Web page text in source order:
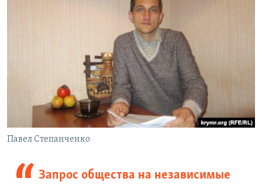
Павел Степанченко
Запрос общества на независимые